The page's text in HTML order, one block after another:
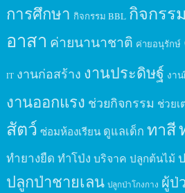
การศึกษา กิจกรรม BBL กิจกรร
อาสา ค่ายนานาชาติ ค่ายอนุรักษ์
IT งานก่อสร้าง งานประดิษฐ์ งา
งานออกแรง ช่วยกิจกรรม ช่วยเ
สัตว์ ซ่อมห้องเรียน ดูแลเด็ก ทาสี
ทำยางยืด ทำโป่ง บริจาค ปลูกต้นไม้
ปลูกป่าชายเลน ปลูกป่าโกงกาง ผู้ป่